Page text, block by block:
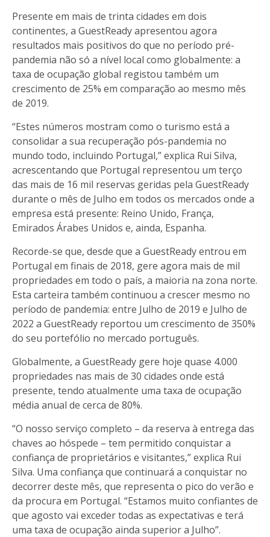
Presente em mais de trinta cidades em dois
continentes, a GuestReady apresentou agora
resultados mais positivos do que no período pré-
pandemia não só a nível local como globalmente: a
taxa de ocupação global registou também um
crescimento de 25% em comparação ao mesmo mês
de 2019.
“Estes números mostram como o turismo está a
consolidar a sua recuperação pós-pandemia no
mundo todo, incluindo Portugal,” explica Rui Silva,
acrescentando que Portugal representou um terço
das mais de 16 mil reservas geridas pela GuestReady
durante o mês de Julho em todos os mercados onde a
empresa está presente: Reino Unido, França,
Emirados Árabes Unidos e, ainda, Espanha.
Recorde-se que, desde que a GuestReady entrou em
Portugal em finais de 2018, gere agora mais de mil
propriedades em todo o país, a maioria na zona norte.
Esta carteira também continuou a crescer mesmo no
período de pandemia: entre Julho de 2019 e Julho de
2022 a GuestReady reportou um crescimento de 350%
do seu portefólio no mercado português.
Globalmente, a GuestReady gere hoje quase 4.000
propriedades nas mais de 30 cidades onde está
presente, tendo atualmente uma taxa de ocupação
média anual de cerca de 80%.
“O nosso serviço completo – da reserva à entrega das
chaves ao hóspede – tem permitido conquistar a
confiança de proprietários e visitantes,” explica Rui
Silva. Uma confiança que continuará a conquistar no
decorrer deste mês, que representa o pico do verão e
da procura em Portugal. “Estamos muito confiantes de
que agosto vai exceder todas as expectativas e terá
uma taxa de ocupação ainda superior a Julho”.